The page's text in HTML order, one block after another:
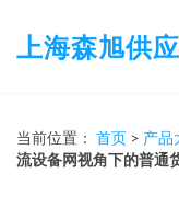
上海森旭供
当前位置： 首页 > 产品
流设备网视角下的普通